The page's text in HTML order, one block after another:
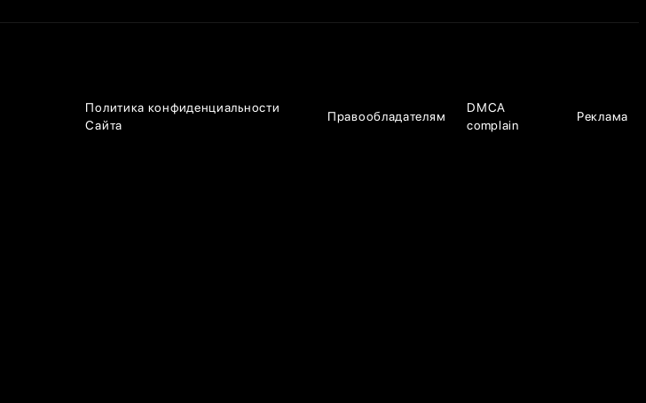
Политика конфиденциальности
Сайта
Правообладателям
DMCA
complain
Реклама